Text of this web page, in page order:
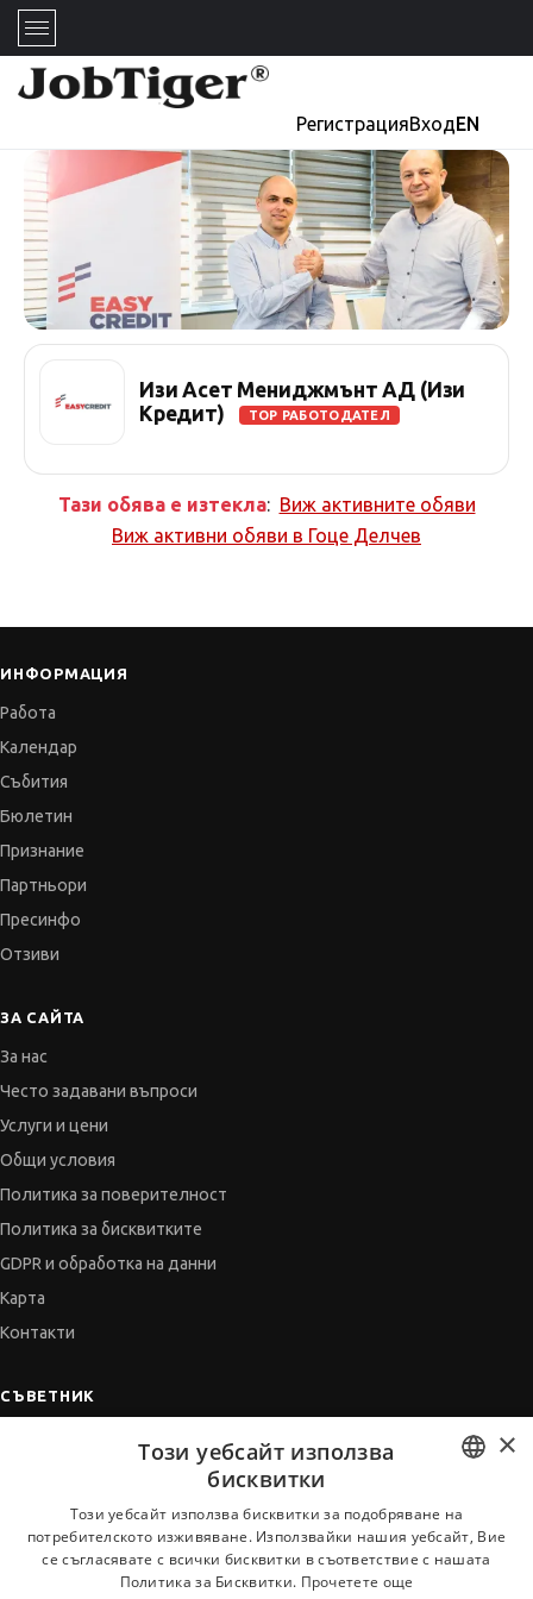
РегистрацияВходEN
Изи Асет Мениджмънт АД (Изи
Кредит)
TOP РАБОТОДАТЕЛ
Тази обява е изтекла: Виж активните обяви
Виж активни обяви в Гоце Делчев
ИНФОРМАЦИЯ
Работа
Календар
Събития
Бюлетин
Признание
Партньори
Пресинфо
Отзиви
ЗА САЙТА
За нас
Често задавани въпроси
Услуги и цени
Общи условия
Политика за поверителност
Политика за бисквитките
GDPR и обработка на данни
Карта
Контакти
СЪВЕТНИК
Когато получим оферта
BULGARIAN
ENGLISH
×
Този уебсайт използва
бисквитки
Този уебсайт използва бисквитки за подобряване на
потребителското изживяване. Използвайки нашия уебсайт, Вие
се съгласявате с всички бисквитки в съответствие с нашата
Политика за Бисквитки. Прочетете още